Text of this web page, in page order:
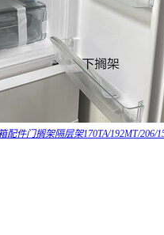
配件门搁架隔层架170TA/192MT/206/